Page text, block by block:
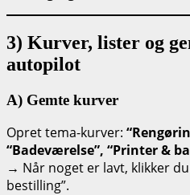
3) Kurver, lister og
autopilot
A) Gemte kurver
Opret tema-kurver:
“Badeværelse”, “Printer &
→ Når noget er lavt, klikker
bestilling”.